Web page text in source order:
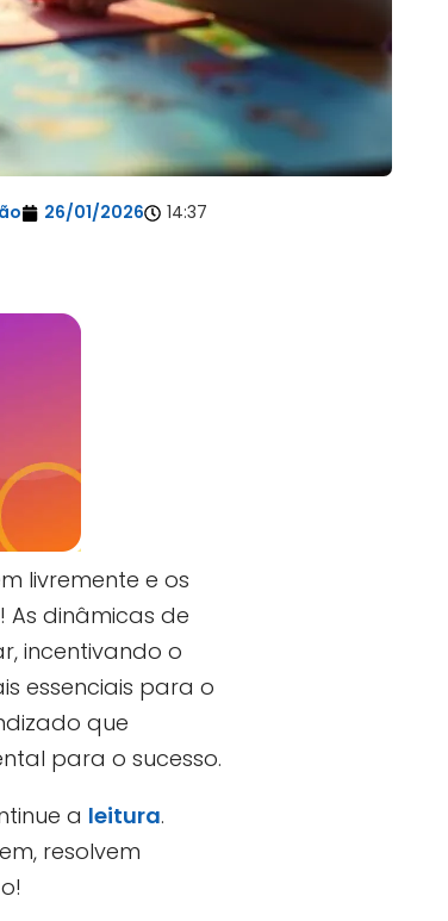
26/01/2026 14:37
livremente e os
As dinâmicas de
incentivando o
essenciais para o
que
para o sucesso.
a leitura.
resolvem